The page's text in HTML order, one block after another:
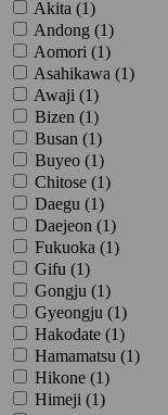
Akita (1)
Andong (1)
Aomori (1)
Asahikawa (1)
Awaji (1)
Bizen (1)
Busan (1)
Buyeo (1)
Chitose (1)
Daegu (1)
Daejeon (1)
Fukuoka (1)
Gifu (1)
Gongju (1)
Gyeongju (1)
Hakodate (1)
Hamamatsu (1)
Hikone (1)
Himeji (1)